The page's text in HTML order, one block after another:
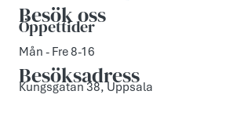
Besök oss
Öppettider
Mån - Fre 8-16
Besöksadress
Kungsgatan 38, Uppsala